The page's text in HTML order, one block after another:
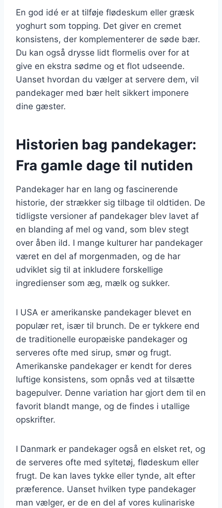
En god idé er at tilføje flødeskum eller græsk
yoghurt som topping. Det giver en cremet
konsistens, der komplementerer de søde bær.
Du kan også drysse lidt flormelis over for at
give en ekstra sødme og et flot udseende.
Uanset hvordan du vælger at servere dem, vil
pandekager med bær helt sikkert imponere
dine gæster.
Historien bag pandekager:
Fra gamle dage til nutiden
Pandekager har en lang og fascinerende
historie, der strækker sig tilbage til oldtiden. De
tidligste versioner af pandekager blev lavet af
en blanding af mel og vand, som blev stegt
over åben ild. I mange kulturer har pandekager
været en del af morgenmaden, og de har
udviklet sig til at inkludere forskellige
ingredienser som æg, mælk og sukker.
I USA er amerikanske pandekager blevet en
populær ret, især til brunch. De er tykkere end
de traditionelle europæiske pandekager og
serveres ofte med sirup, smør og frugt.
Amerikanske pandekager er kendt for deres
luftige konsistens, som opnås ved at tilsætte
bagepulver. Denne variation har gjort dem til en
favorit blandt mange, og de findes i utallige
opskrifter.
I Danmark er pandekager også en elsket ret, og
de serveres ofte med syltetøj, flødeskum eller
frugt. De kan laves tykke eller tynde, alt efter
præference. Uanset hvilken type pandekager
man vælger, er de en del af vores kulinariske